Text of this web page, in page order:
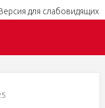
для слабовидящих